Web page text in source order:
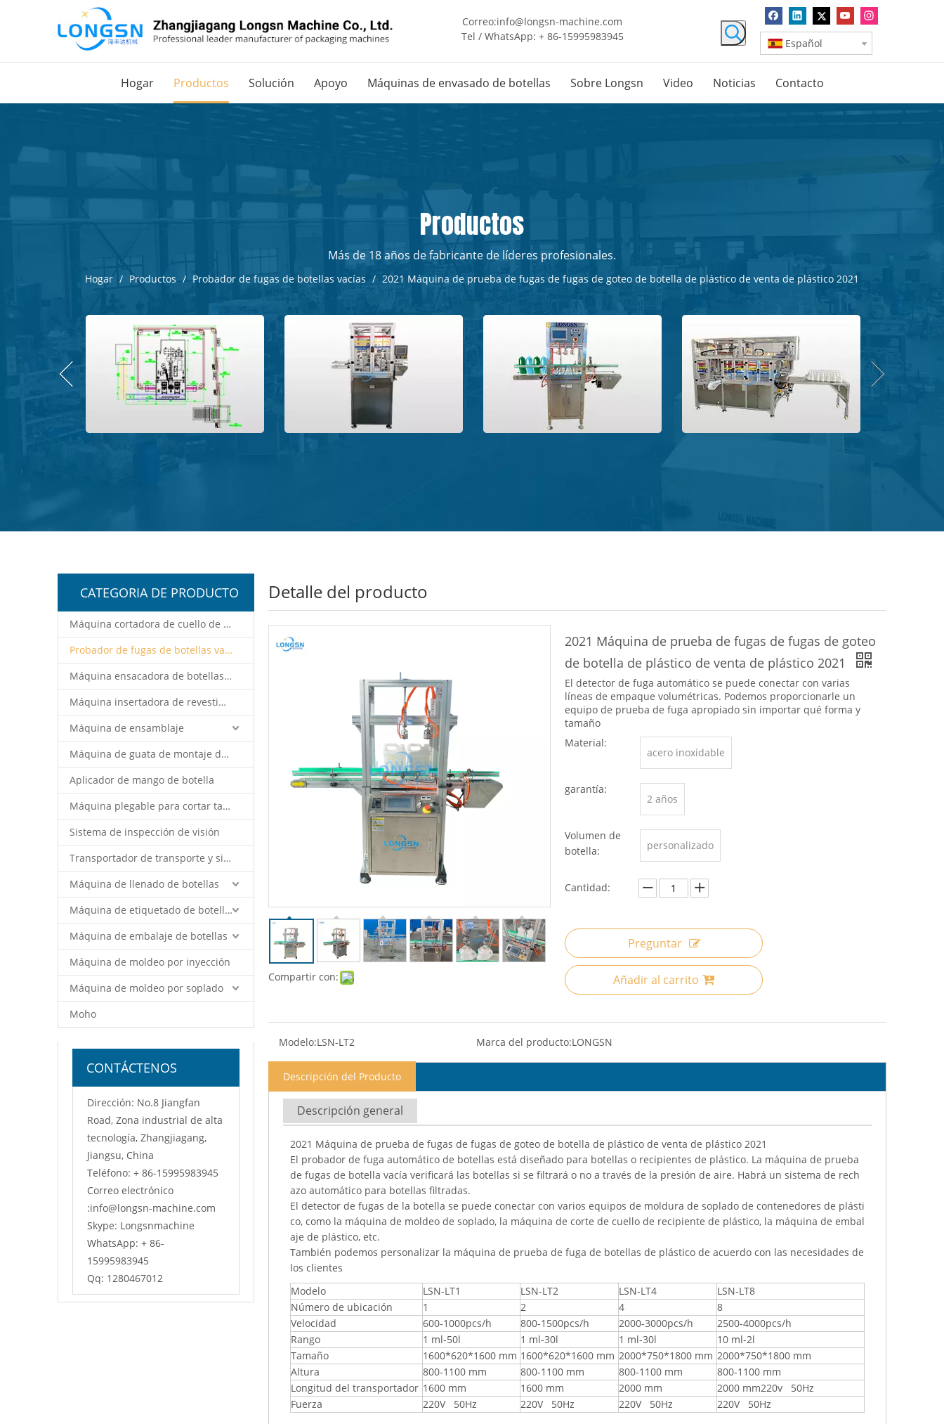
Correo:info@longsn-machine.com
Tel / WhatsApp: + 86-15995983945
Español
Hogar Productos Solución Apoyo Máquinas de envasado de botellas Sobre Longsn Video Noticias Contacto
Productos
Más de 18 años de fabricante de líderes profesionales.
Hogar / Productos / Probador de fugas de botellas vacías / 2021 Máquina de prueba de fugas de fugas de goteo de botella de plástico de venta de plástico 2021
>
CATEGORIA DE PRODUCTO
Máquina cortadora de cuello de botella
Probador de fugas de botellas vacías
Máquina ensacadora de botellas vacías
Máquina insertadora de revestimiento de tapas
Máquina de ensamblaje
Máquina de guata de montaje de tapas
Aplicador de mango de botella
Máquina plegable para cortar tapa
Sistema de inspección de visión
Transportador de transporte y sistema de robot
Máquina de llenado de botellas
Máquina de etiquetado de botellas
Máquina de embalaje de botellas
Máquina de moldeo por inyección
Máquina de moldeo por soplado
Moho
CONTÁCTENOS
Dirección: No.8 Jiangfan
Road, Zona industrial de alta
tecnología, Zhangjiagang,
Jiangsu, China
Teléfono: + 86-15995983945
Correo electrónico
:info@longsn-machine.com
Skype: Longsnmachine
WhatsApp: + 86-
15995983945
Qq: 1280467012
Detalle del producto
Compartir con:
2021 Máquina de prueba de fugas de fugas de goteo
de botella de plástico de venta de plástico 2021
El detector de fuga automático se puede conectar con varias
líneas de empaque volumétricas. Podemos proporcionarle un
equipo de prueba de fuga apropiado sin importar qué forma y
tamaño
Material:
acero inoxidable
garantía:
2 años
Volumen de
botella:
personalizado
Cantidad:
Preguntar
Añadir al carrito
Modelo:LSN-LT2 Marca del producto:LONGSN
Descripción del Producto
Descripción general
2021 Máquina de prueba de fugas de fugas de goteo de botella de plástico de venta de plástico 2021
El probador de fuga automático de botellas está diseñado para botellas o recipientes de plástico. La máquina de prueba
de fugas de botella vacía verificará las botellas si se filtrará o no a través de la presión de aire. Habrá un sistema de rech
azo automático para botellas filtradas.
El detector de fugas de la botella se puede conectar con varios equipos de moldura de soplado de contenedores de plásti
co, como la máquina de moldeo de soplado, la máquina de corte de cuello de recipiente de plástico, la máquina de embal
aje de plástico, etc.
También podemos personalizar la máquina de prueba de fuga de botellas de plástico de acuerdo con las necesidades de
los clientes
Modelo
LSN-LT1 LSN-LT2 LSN-LT4
LSN-LT8
Número de ubicación
1 2 4
8
Velocidad
600-1000pcs/h 800-1500pcs/h 2000-3000pcs/h
2500-4000pcs/h
Rango
1 ml-50l 1 ml-30l 1 ml-30l
10 ml-2l
Tamaño
1600*620*1600 mm 1600*620*1600 mm 2000*750*1800 mm 2000*750*1800 mm
Altura
800-1100 mm 800-1100 mm 800-1100 mm
800-1100 mm
Longitud del transportador 1600 mm 1600 mm 2000 mm
2000 mm220v 50Hz
Fuerza
220V 50Hz 220V 50Hz 220V 50Hz 220V 50Hz